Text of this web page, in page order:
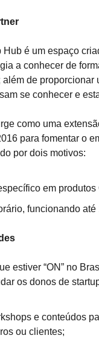
é um espaço
a conhecer de
de
se conhecer e
como uma
para fomentar o
por dois motivos:
em
funcionando
estiver “ON” no
os donos de
e conteúdos
ou clientes;